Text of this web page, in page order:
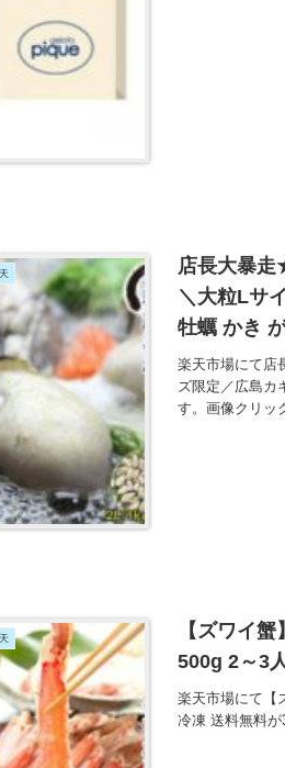
店長大暴走
＼大粒Lサ
牡蠣 かき
楽天市場にて店
ズ限定／広島カ
す。画像クリッ
【ズワイ
500g 2～3
楽天市場にて【
冷凍 送料無料